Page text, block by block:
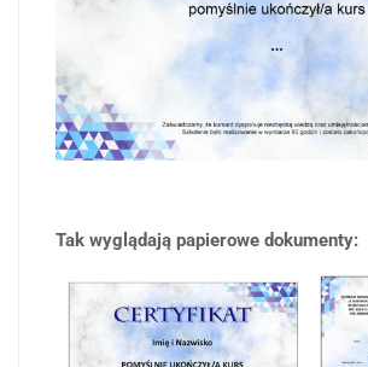
Tak wyglądają papierowe dokumenty: